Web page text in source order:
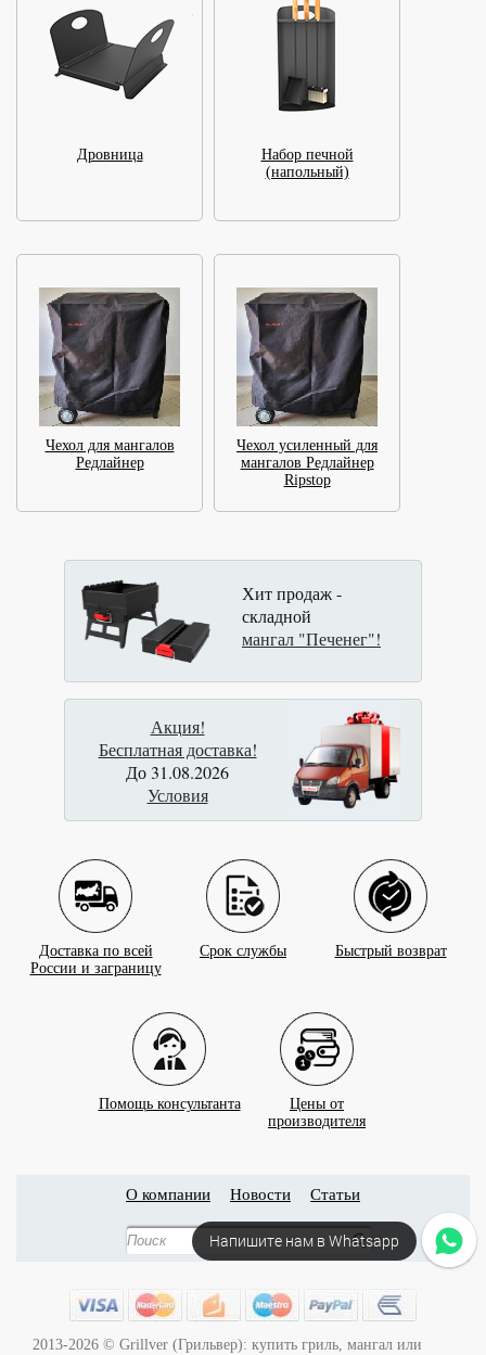
Дровница
Набор печной
(напольный)
Чехол для мангалов
Редлайнер
Чехол усиленный для
мангалов Редлайнер
Ripstop
Хит продаж -
складной
мангал "Печенег"!
Акция!
Бесплатная доставка!
До 31.08.2026
Условия
Доставка по всей
России и заграницу
Срок службы Быстрый возврат
Помощь консультанта
Цены от
производителя
О компании Новости Статьи
2013-2026 © Grillver (Грильвер): купить гриль, мангал или
Напишите нам в Whatsapp